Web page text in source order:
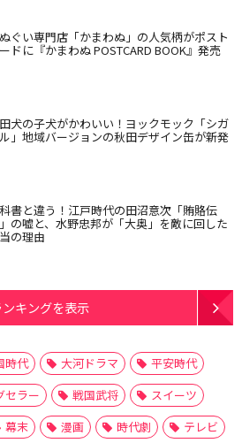
ぐい専門店「かまわぬ」の人気柄がポスト
ドに『かまわぬ POSTCARD BOOK』発売
犬の子犬がかわいい！ヨックモック「シガ
」地域バージョンの秋田デザイン缶が新発
書と違う！江戸時代の田沼意次「賄賂伝
の嘘と、水野忠邦が「大奥」を敵に回した
の理由
ンキングを表示
時代 大河ドラマ
平安時代
セラー 戦国武将
スイーツ
幕末 漫画 時代劇
テレビ